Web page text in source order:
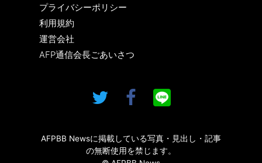
プライバシーポリシー
利用規約
運営会社
AFP通信会長ごあいさつ
AFPBB Newsに掲載している写真・見出し・記事
の無断使用を禁じます。